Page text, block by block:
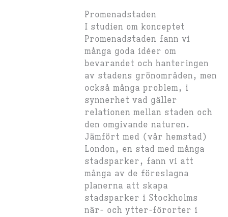
Promenadstaden
I studien om konceptet
Promenadstaden fann vi
många goda idéer om
bevarandet och hanteringen
av stadens grönområden, men
också många problem, i
synnerhet vad gäller
relationen mellan staden och
den omgivande naturen.
Jämfört med (vår hemstad)
London, en stad med många
stadsparker, fann vi att
många av de föreslagna
planerna att skapa
stadsparker i Stockholms
när- och ytter-förorter i